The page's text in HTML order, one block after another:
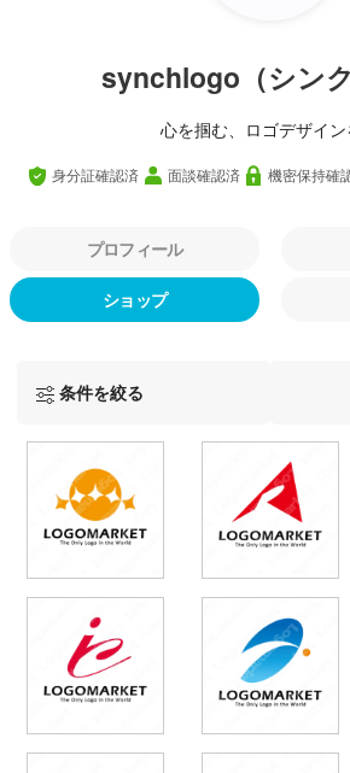
synchlogo（シンク
心を掴む、ロゴデザイン
身分証確認済 面談確認済 機密保持確
プロフィール
ショップ
条件を絞る